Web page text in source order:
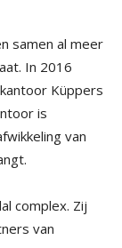
samen al meer
In 2016
Küppers
is
van
complex. Zij
van